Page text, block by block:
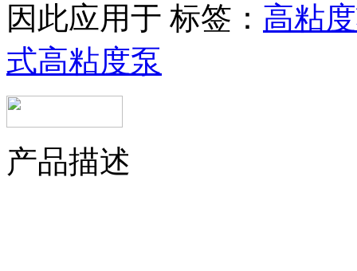
因此应用于 标签： 高粘
式高粘度泵
产品描述